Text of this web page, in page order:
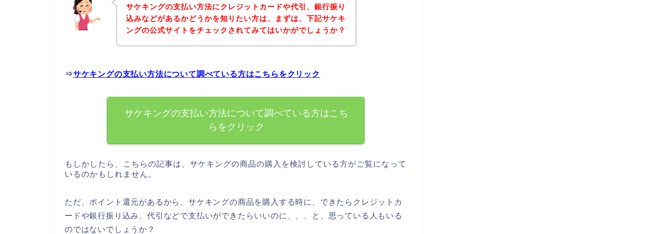
サケキングの支払い方法にクレジットカードや代引、銀行振り
込みなどがあるかどうかを知りたい方は、まずは、下記サケキ
ングの公式サイトをチェックされてみてはいかがでしょうか？
⇒サケキングの支払い方法について調べている方はこちらをクリック
サケキングの支払い方法について調べている方はこち
らをクリック
もしかしたら、こちらの記事は、サケキングの商品の購入を検討している方がご覧になって
いるのかもしれません。
ただ、ポイント還元があるから、サケキングの商品を購入する時に、できたらクレジットカ
ードや銀行振り込み、代引などで支払いができたらいいのに、、、と、思っている人もいる
のではないでしょうか？